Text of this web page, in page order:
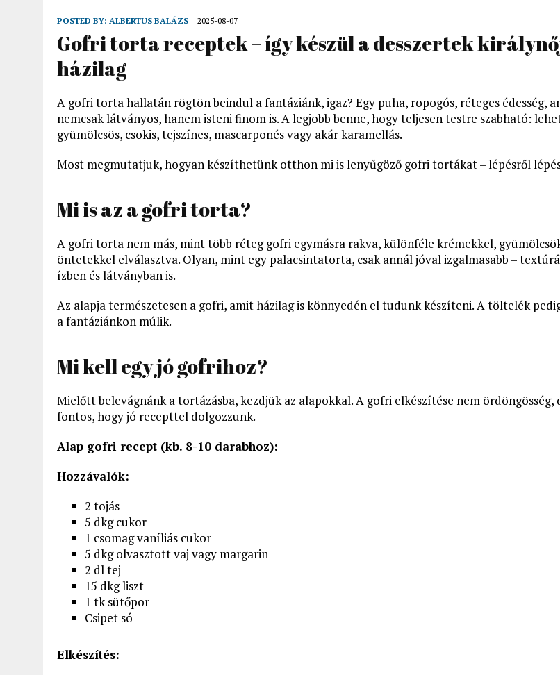
POSTED BY: ALBERTUS BALÁZS 2025-08-07
Gofri torta receptek – így készül a desszertek
házilag
A gofri torta hallatán rögtön beindul a fantáziánk, igaz? Egy puha, ropogós, réteges édesség,
nemcsak látványos, hanem isteni finom is. A legjobb benne, hogy teljesen testre szabható:
gyümölcsös, csokis, tejszínes, mascarponés vagy akár karamellás.
Most megmutatjuk, hogyan készíthetünk otthon mi is lenyűgöző gofri tortákat – lépésről
Mi is az a gofri torta?
A gofri torta nem más, mint több réteg gofri egymásra rakva, különféle krémekkel,
öntetekkel elválasztva. Olyan, mint egy palacsintatorta, csak annál jóval izgalmasabb –
ízben és látványban is.
Az alapja természetesen a gofri, amit házilag is könnyedén el tudunk készíteni. A töltelék
a fantáziánkon múlik.
Mi kell egy jó gofrihoz?
Mielőtt belevágnánk a tortázásba, kezdjük az alapokkal. A gofri elkészítése nem ördöngösség,
fontos, hogy jó recepttel dolgozzunk.
Alap gofri recept (kb. 8-10 darabhoz):
Hozzávalók:
2 tojás
5 dkg cukor
1 csomag vaníliás cukor
5 dkg olvasztott vaj vagy margarin
2 dl tej
15 dkg liszt
1 tk sütőpor
Csipet só
Elkészítés: